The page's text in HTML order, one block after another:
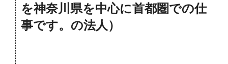
を神奈川県を中心に首都圏での仕
事です。の法人）